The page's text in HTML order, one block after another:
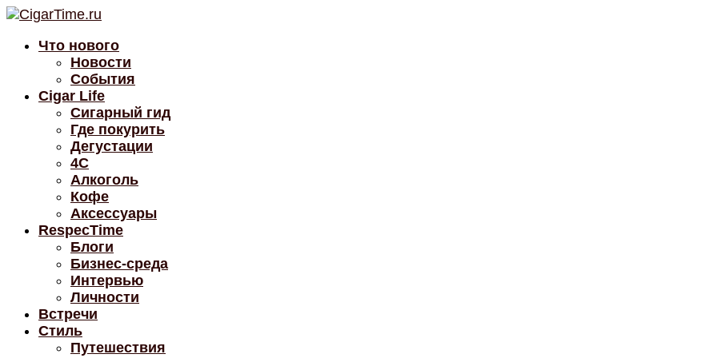
Что нового
Новости
События
Cigar Life
Сигарный гид
Где покурить
Дегустации
4C
Алкоголь
Кофе
Аксессуары
RespecTime
Блоги
Бизнес-среда
Интервью
Личности
Встречи
Стиль
Путешествия